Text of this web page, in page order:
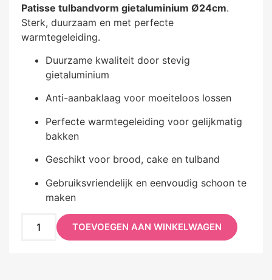
Patisse tulbandvorm gietaluminium Ø24cm.
Sterk, duurzaam en met perfecte
warmtegeleiding.
Duurzame kwaliteit door stevig
gietaluminium
Anti-aanbaklaag voor moeiteloos lossen
Perfecte warmtegeleiding voor gelijkmatig
bakken
Geschikt voor brood, cake en tulband
Gebruiksvriendelijk en eenvoudig schoon te
maken
TOEVOEGEN AAN WINKELWAGEN